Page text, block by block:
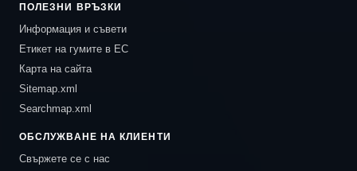
ПОЛЕЗНИ ВРЪЗКИ
Информация и съвети
Етикет на гумите в ЕС
Карта на сайта
Sitemap.xml
Searchmap.xml
ОБСЛУЖВАНЕ НА КЛИЕНТИ
Свържете се с нас